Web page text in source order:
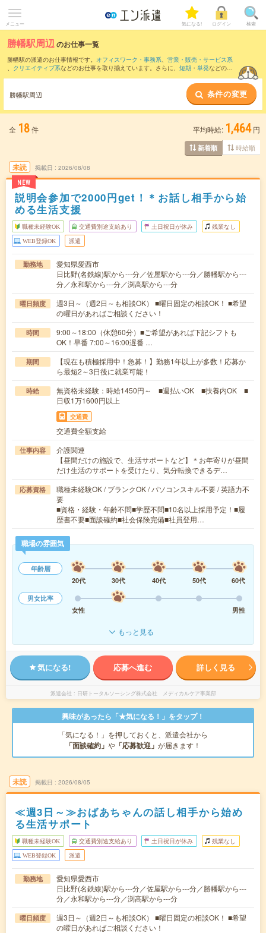
メニュー 気になる! ログイン 検索
勝幡駅周辺のお仕事一覧
勝幡駅の派遣のお仕事情報です。 オフィスワーク・事務系、 営業・販売・サービス系
、 クリエイティブ系などのお仕事を取り揃えています。さらに、 短期 ・ 単発などの期
また、亀島駅
など近隣駅のお仕事も
ご確認いただけます。
勝幡駅周辺 条件の変更
全 18件 平均時給: 1,464 円
新着順 時給順
未読
NEW
掲載日 2026/08/08
説明会参加で2000円get！＊お話し相手から始
める生活支援
職種未経験OK 交通費別途支給あり 土日祝日が休み 残業なし
WEB登録OK 派遣
勤務地
愛知県愛西市
日比野(名鉄線)駅から---分／佐屋駅から---分／勝幡駅から---
分／永和駅から---分／渕高駅から---分
曜日頻度
週3日～（週2日～も相談OK） ■曜日固定の相談OK！ ■希望
の曜日があればご相談ください！
時間
9:00～18:00（休憩60分）■ご希望があれば下記シフトも
OK！早番 7:00～16:00遅番 …
期間
【現在も積極採用中！急募！】勤務1年以上が多数！応募か
ら最短2～3日後に就業可能！
時給
無資格未経験：時給1450円～ ■週払いOK ■扶養内OK ■
日収1万1600円以上
交通費
交通費全額支給
仕事内容
介護関連
【昼間だけの施設で、生活サポートなど】＊お年寄りが昼間
だけ生活のサポートを受けたり、気分転換できるデ…
応募資格
職種未経験OK / ブランクOK / パソコンスキル不要 / 英語力不
要
■資格・経験・年齢不問■学歴不問■10名以上採用予定！■履
歴書不要■面談確約■社会保険完備■社員登用…
職場の雰囲気
年齢層
20代
30代 40代 50代
60代
男女比率
女性
男性
もっと見る
気になる! 応募へ進む 詳しく見る
派遣会社 日研トータルソーシング株式会社 メディカルケア事業部
興味があったら「★気になる！」をタップ！
「気になる！」を押しておくと、派遣会社から
「面談確約」 や 「応募歓迎」 が届きます！
未読 掲載日 2026/08/05
≪週3日～≫おばあちゃんの話し相手から始め
る生活サポート
職種未経験OK 交通費別途支給あり 土日祝日が休み 残業なし
WEB登録OK 派遣
勤務地
愛知県愛西市
日比野(名鉄線)駅から---分／佐屋駅から---分／勝幡駅から---
分／永和駅から---分／渕高駅から---分
曜日頻度
週3日～（週2日～も相談OK） ■曜日固定の相談OK！ ■希望
の曜日があればご相談ください！